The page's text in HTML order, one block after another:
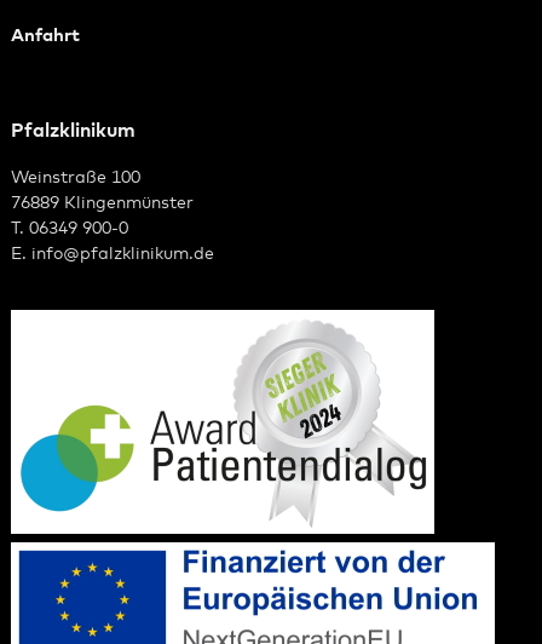
Anfahrt
Pfalzklinikum
Weinstraße 100
76889 Klingenmünster
T. 06349 900-0
E. info@pfalzklinikum.de